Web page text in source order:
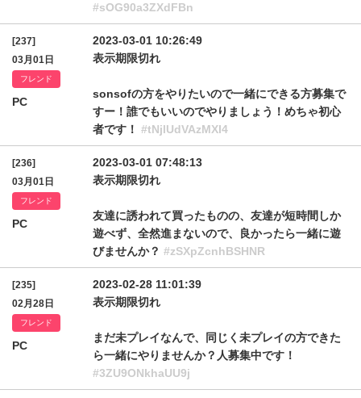
#sOG90a3ZXdFBn
[237]
03月01日
フレンド
PC
2023-03-01 10:26:49
表示期限切れ
sonsofの方をやりたいので一緒にできる方募集で
すー！誰でもいいのでやりましょう！めちゃ初心
者です！ #tNjlUdVAzMXI4
[236]
03月01日
フレンド
PC
2023-03-01 07:48:13
表示期限切れ
友達に誘われて買ったものの、友達が短時間しか
遊べず、全然進まないので、良かったら一緒に遊
びませんか？ #zSXpZcnhBSHNR
[235]
02月28日
フレンド
PC
2023-02-28 11:01:39
表示期限切れ
まだ未プレイなんで、同じく未プレイの方できた
ら一緒にやりませんか？人募集中です！
#3ZU9ONkhaUU9j